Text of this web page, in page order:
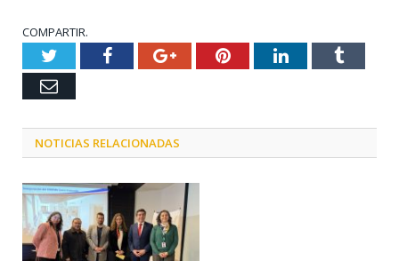
COMPARTIR.
TwitterFacebookGoogle+PinterestLinkedInTumblr
Email
NOTICIAS RELACIONADAS